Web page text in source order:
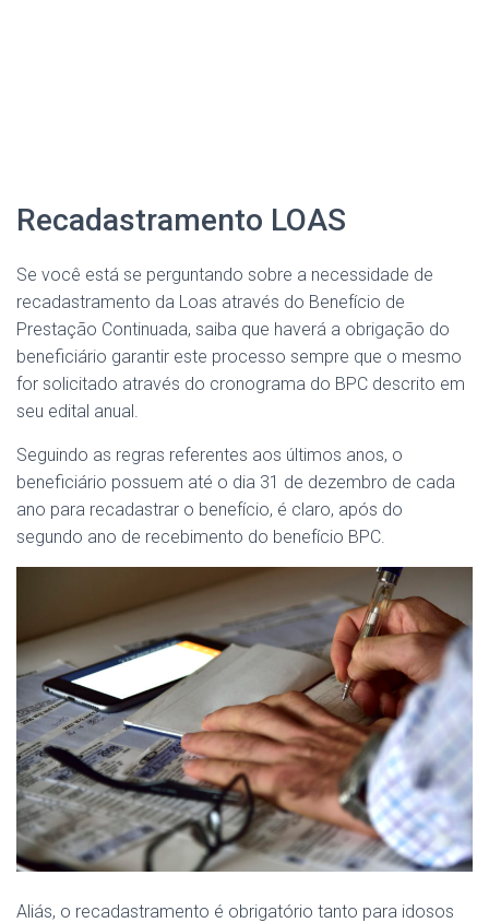
Recadastramento LOAS
Se você está se perguntando sobre a necessidade de
recadastramento da Loas através do Benefício de
Prestação Continuada, saiba que haverá a obrigação do
beneficiário garantir este processo sempre que o mesmo
for solicitado através do cronograma do BPC descrito em
seu edital anual.
Seguindo as regras referentes aos últimos anos, o
beneficiário possuem até o dia 31 de dezembro de cada
ano para recadastrar o benefício, é claro, após do
segundo ano de recebimento do benefício BPC.
Aliás, o recadastramento é obrigatório tanto para idosos